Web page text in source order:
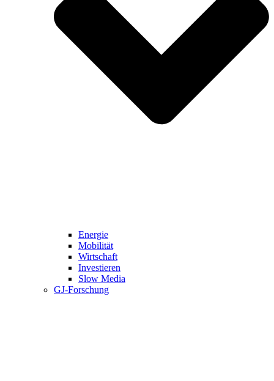
Energie
Mobilität
Wirtschaft
Investieren
Slow Media
GJ-Forschung